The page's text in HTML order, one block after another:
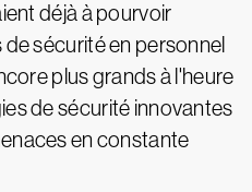
déjà à pourvoir
sécurité en personnel
plus grands à l'heure
de sécurité innovantes
en constante